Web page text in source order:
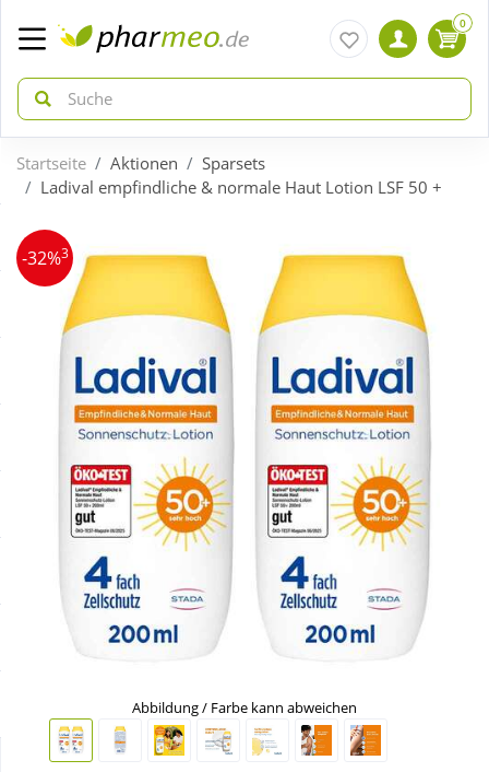
zurück
ÜBERSICHT AKTIONEN
Aktuelle Coupons
Gratis dazu
Neuheiten
Schnäppchen
Täglich gut versorgt
zurück
ÜBERSICHT KATEGORIEN
Arzneimittel
Bio & Genuss
Diabetes
Körperpflege & Kosmetik
Liebe & Erotik
Mutter & Kind
Nahrungsergänzung
0
Startseite Aktionen
Sparsets
Ladival empfindliche & normale Haut Lotion LSF 50 +
-32%3
Abbildung / Farbe kann abweichen